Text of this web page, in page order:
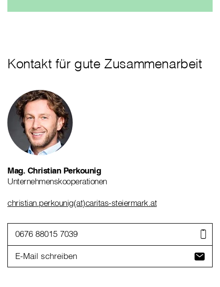
Kontakt für gute Zusammenarbeit
Mag. Christian Perkounig
Unternehmenskooperationen
christian.perkounig(at)caritas-steiermark.at
0676 88015 7039
E-Mail schreiben